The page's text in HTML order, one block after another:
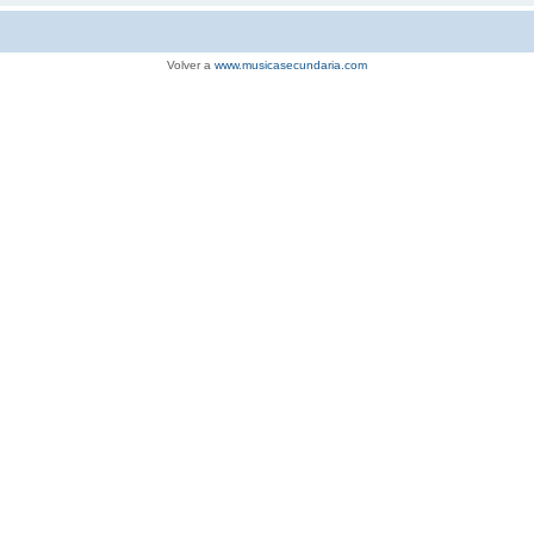
Volver a www.musicasecundaria.com